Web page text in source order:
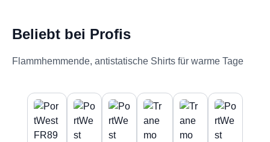
Beliebt bei Profis
Flammhemmende, antistatische Shirts für warme Tage
Produktgalerie überspringen